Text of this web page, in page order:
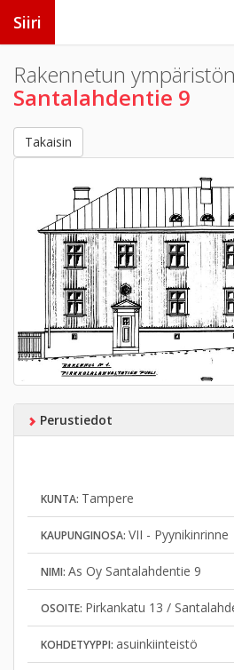
Siiri
Rakennetun
Santalahdentie 9
Takaisin
Perustiedot
KUNTA: Tampere
KAUPUNGINOSA: VII - Pyynikinrinne
NIMI: As Oy Santalahdentie 9
OSOITE: Pirkankatu 13 /
KOHDETYYPPI: asuinkiinteistö